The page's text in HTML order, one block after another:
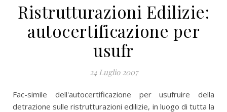
Ristrutturazioni Edilizie:
autocertificazione per
usufr
24 Luglio 2007
Fac-simile dell'autocertificazione per usufruire della
detrazione sulle ristrutturazioni edilizie, in luogo di tutta la